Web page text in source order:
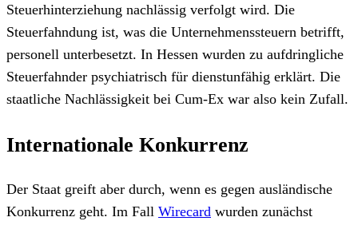
Steuerhinterziehung nachlässig verfolgt wird. Die
Steuerfahndung ist, was die Unternehmenssteuern betrifft,
personell unterbesetzt. In Hessen wurden zu aufdringliche
Steuerfahnder psychiatrisch für dienstunfähig erklärt. Die
staatliche Nachlässigkeit bei Cum-Ex war also kein Zufall.
Internationale Konkurrenz
Der Staat greift aber durch, wenn es gegen ausländische
Konkurrenz geht. Im Fall Wirecard wurden zunächst